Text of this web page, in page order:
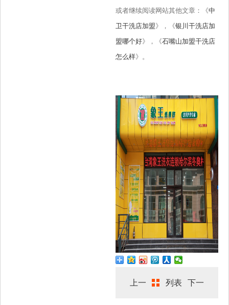
或者继续阅读网站其他文章：《中
卫干洗店加盟》，《银川干洗店加
盟哪个好》，《石嘴山加盟干洗店
怎么样》。
上一 列表 下一